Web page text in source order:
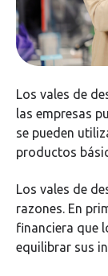
Los vales de
las empresas
se pueden
productos
Los vales de
razones. En
financiera que
equilibrar sus